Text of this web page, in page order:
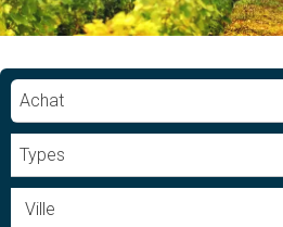
Achat
Types
Ville